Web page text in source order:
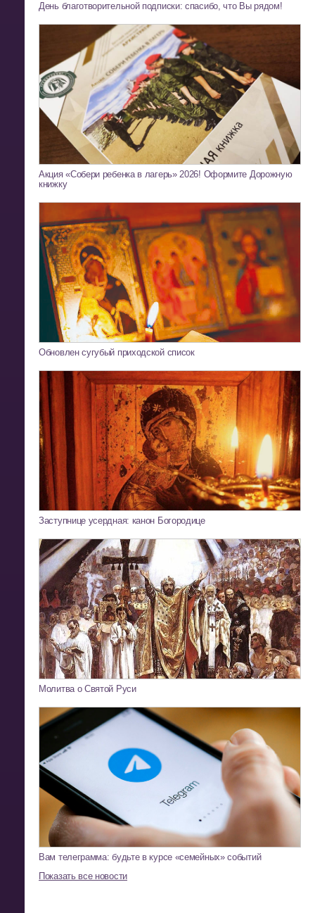
День благотворительной подписки: спасибо, что Вы рядом!
Акция «Собери ребенка в лагерь» 2026! Оформите Дорожную
книжку
Обновлен сугубый приходской список
Заступнице усердная: канон Богородице
Молитва о Святой Руси
Вам телеграмма: будьте в курсе «семейных» событий
Показать все новости